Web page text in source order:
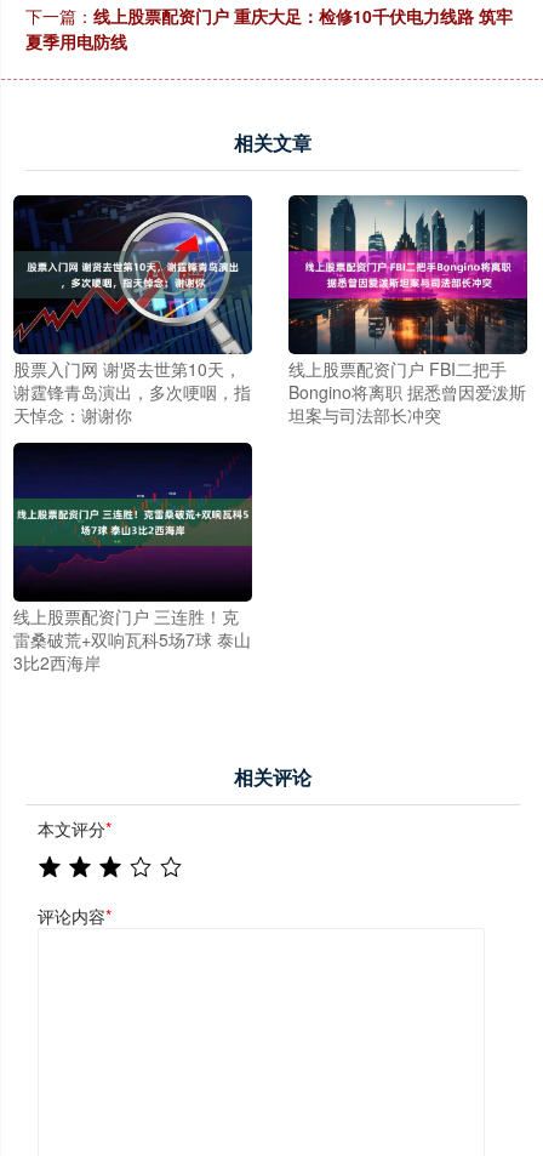
下一篇： 线上股票配资门户 重庆大足：检修10千伏电力线路 筑牢
夏季用电防线
相关文章
股票入门网 谢贤去世第10天，
谢霆锋青岛演出，多次哽咽，指
天悼念：谢谢你
线上股票配资门户 FBI二把手
Bongino将离职 据悉曾因爱泼斯
坦案与司法部长冲突
线上股票配资门户 三连胜！克
雷桑破荒+双响瓦科5场7球 泰山
3比2西海岸
相关评论
本文评分*
评论内容*